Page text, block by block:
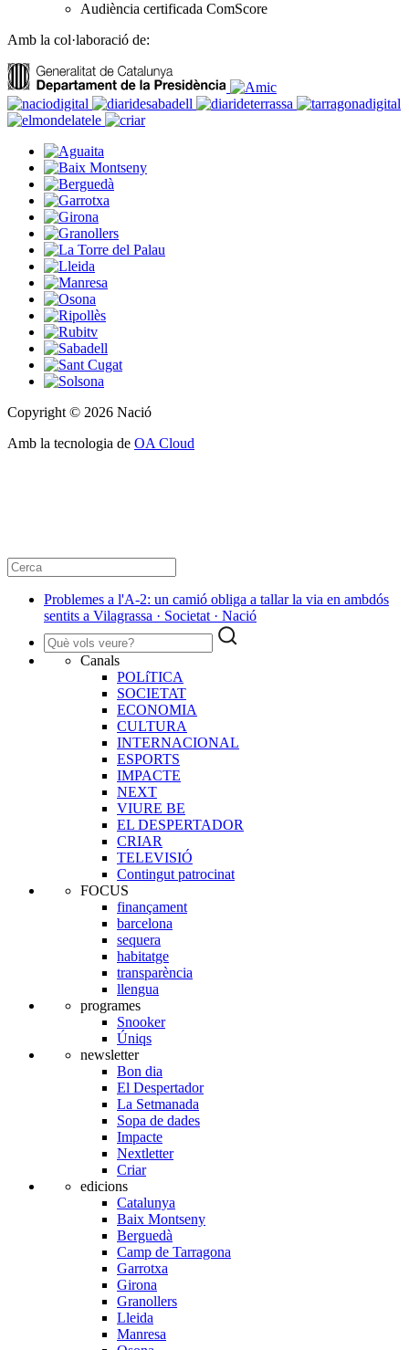
Audiència certificada ComScore
Amb la col·laboració de:
Copyright © 2026 Nació
Amb la tecnologia de OA Cloud
Problemes a l'A-2: un camió obliga a tallar la via en ambdós
sentits a Vilagrassa · Societat · Nació
Canals
POLíTICA
SOCIETAT
ECONOMIA
CULTURA
INTERNACIONAL
ESPORTS
IMPACTE
NEXT
VIURE BE
EL DESPERTADOR
CRIAR
TELEVISIÓ
Contingut patrocinat
FOCUS
finançament
barcelona
sequera
habitatge
transparència
llengua
programes
Snooker
Úniqs
newsletter
Bon dia
El Despertador
La Setmanada
Sopa de dades
Impacte
Nextletter
Criar
edicions
Catalunya
Baix Montseny
Berguedà
Camp de Tarragona
Garrotxa
Girona
Granollers
Lleida
Manresa